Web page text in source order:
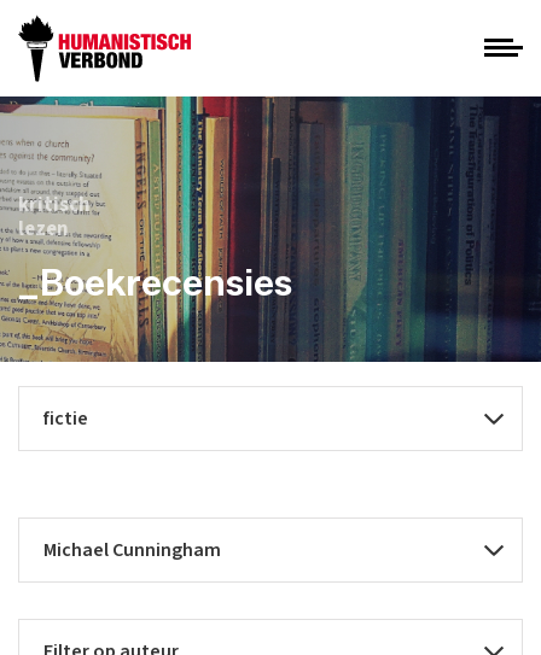
kritisch
lezen
_Boekrecensies